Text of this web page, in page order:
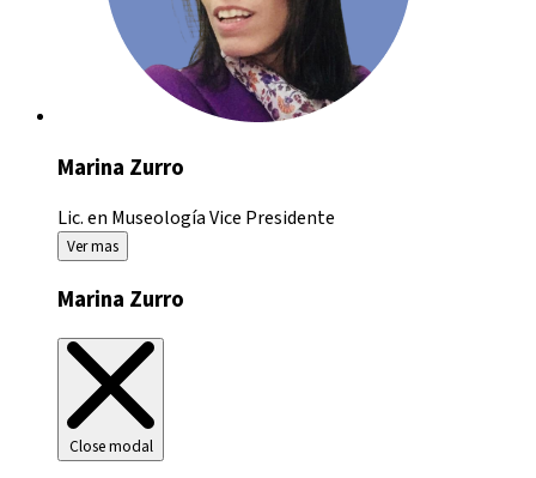
Marina Zurro
Lic. en MuseologíaVice Presidente
Ver mas
Marina Zurro
Close modal